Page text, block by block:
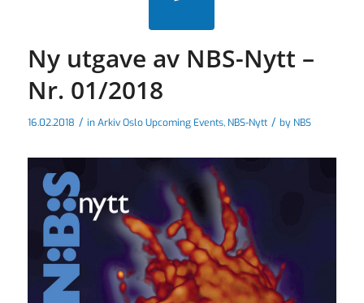
Ny utgave av NBS-Nytt –
Nr. 01/2018
16.02.2018 / inArkiv Oslo Upcoming Events, NBS-Nytt / by NBS